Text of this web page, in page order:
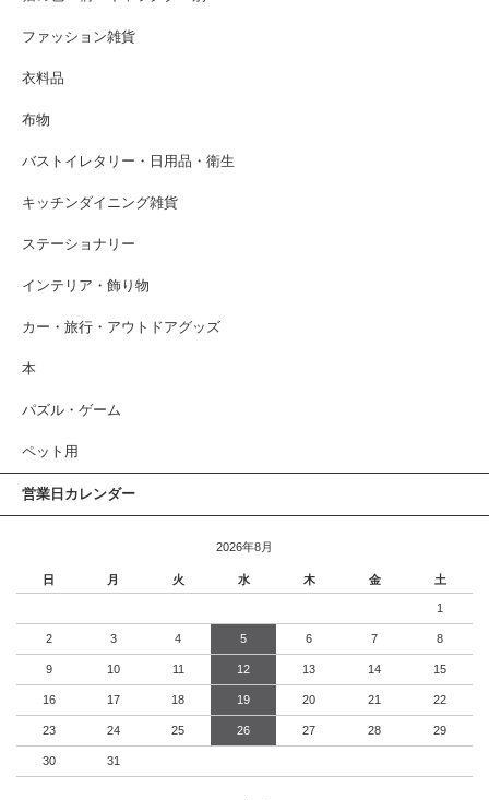
ファッション雑貨
衣料品
布物
バストイレタリー・日用品・衛生
キッチンダイニング雑貨
ステーショナリー
インテリア・飾り物
カー・旅行・アウトドアグッズ
本
パズル・ゲーム
ペット用
営業日カレンダー
2026年8月
日 月 火 水 木 金 土
1
2 3 4 5 6 7 8
9 10 11 12 13 14 15
16 17 18 19 20 21 22
23 24 25 26 27 28 29
30 31